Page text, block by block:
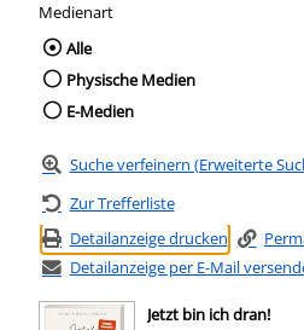
Medienart
Wählen Sie die
Alle
Physische Medien
E-Medien
Suche verfeinern (Erweiterte
Zur Trefferliste
Detailanzeige drucken
Detailanzeige per E-Mail
Jetzt bin ich dran!